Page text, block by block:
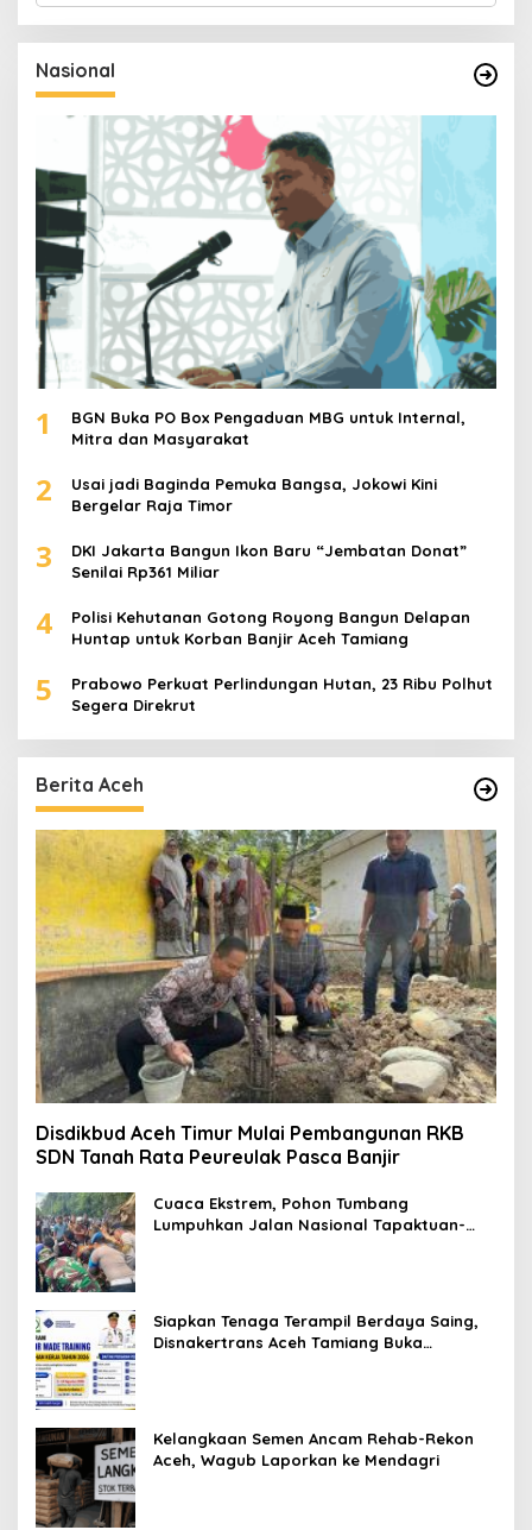
i
u
n
t
:
Nasional
1
BGN Buka PO Box Pengaduan MBG untuk Internal,
Mitra dan Masyarakat
2
Usai jadi Baginda Pemuka Bangsa, Jokowi Kini
Bergelar Raja Timor
3
DKI Jakarta Bangun Ikon Baru “Jembatan Donat”
Senilai Rp361 Miliar
4
Polisi Kehutanan Gotong Royong Bangun Delapan
Huntap untuk Korban Banjir Aceh Tamiang
5
Prabowo Perkuat Perlindungan Hutan, 23 Ribu Polhut
Segera Direkrut
Berita Aceh
Disdikbud Aceh Timur Mulai Pembangunan RKB
SDN Tanah Rata Peureulak Pasca Banjir
Cuaca Ekstrem, Pohon Tumbang
Lumpuhkan Jalan Nasional Tapaktuan-
Siapkan Tenaga Terampil Berdaya Saing,
Disnakertrans Aceh Tamiang Buka
Kelangkaan Semen Ancam Rehab-Rekon
Aceh, Wagub Laporkan ke Mendagri